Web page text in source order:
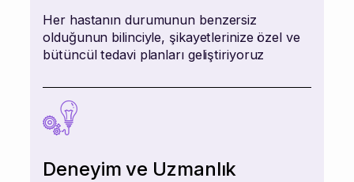
Her hastanın durumunun benzersiz
olduğunun bilinciyle, şikayetlerinize özel ve
bütüncül tedavi planları geliştiriyoruz
Deneyim ve Uzmanlık